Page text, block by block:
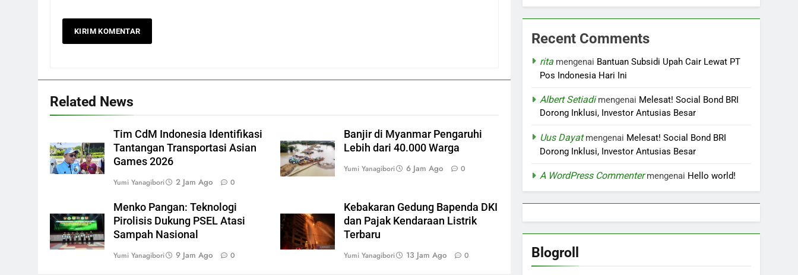
Related News
Tim CdM Indonesia Identifikasi
Tantangan Transportasi Asian
Games 2026
Yumi Yanagibori 2 Jam Ago 0
Banjir di Myanmar Pengaruhi
Lebih dari 40.000 Warga
Yumi Yanagibori 6 Jam Ago 0
Menko Pangan: Teknologi
Pirolisis Dukung PSEL Atasi
Sampah Nasional
Yumi Yanagibori 9 Jam Ago 0
Kebakaran Gedung Bapenda DKI
dan Pajak Kendaraan Listrik
Terbaru
Yumi Yanagibori 13 Jam Ago 0
Recent Comments
rita mengenai Bantuan Subsidi Upah Cair Lewat PT
Pos Indonesia Hari Ini
Albert Setiadimengenai Melesat! Social Bond BRI
Dorong Inklusi, Investor Antusias Besar
Uus Dayatmengenai Melesat! Social Bond BRI
Dorong Inklusi, Investor Antusias Besar
A WordPress Commentermengenai Hello world!
Blogroll